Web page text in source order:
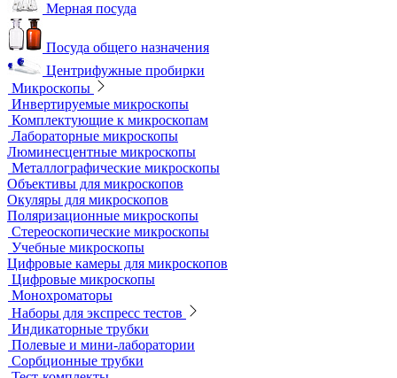
Мерная посуда
Посуда общего назначения
Центрифужные пробирки
Микроскопы
Инвертируемые микроскопы
Комплектующие к микроскопам
Лабораторные микроскопы
Люминесцентные микроскопы
Металлографические микроскопы
Объективы для микроскопов
Окуляры для микроскопов
Поляризационные микроскопы
Стереоскопические микроскопы